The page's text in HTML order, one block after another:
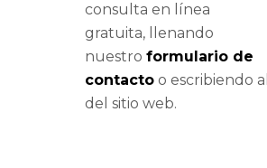
consulta en línea
gratuita, llenando
nuestro formulario de
contacto o escribiendo
del sitio web.